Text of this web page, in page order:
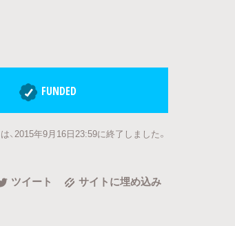
FUNDED
、2015年9月16日23:59に終了しました。
ツイート サイトに埋め込み